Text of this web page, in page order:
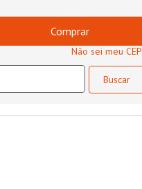
Comprar
Não sei meu CEP